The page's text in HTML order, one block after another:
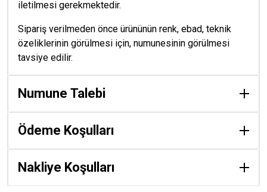
iletilmesi gerekmektedir.
Sipariş verilmeden önce ürününün renk, ebad, teknik
özeliklerinin görülmesi için, numunesinin görülmesi
tavsiye edilir.
Numune Talebi
Ödeme Koşulları
Nakliye Koşulları